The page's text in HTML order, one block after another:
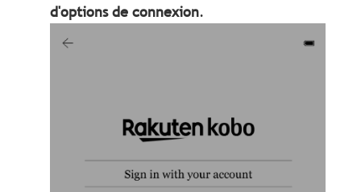
d'options de connexion.